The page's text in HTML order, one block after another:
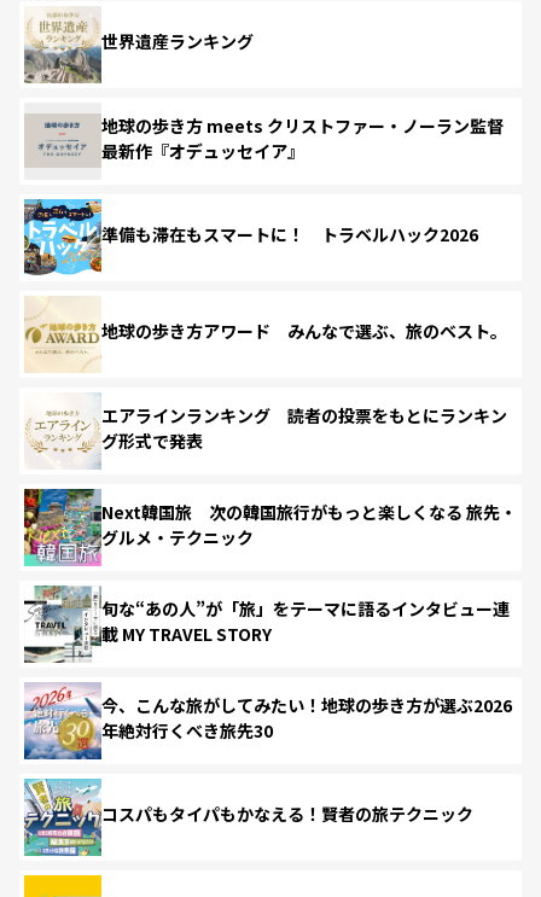
世界遺産ランキング
地球の歩き方 meets クリストファー・ノーラン監督
最新作『オデュッセイア』
準備も滞在もスマートに！ トラベルハック2026
地球の歩き方アワード みんなで選ぶ、旅のベスト。
エアラインランキング 読者の投票をもとにランキン
グ形式で発表
Next韓国旅 次の韓国旅行がもっと楽しくなる 旅先・
グルメ・テクニック
旬な“あの人”が「旅」をテーマに語るインタビュー連
載 MY TRAVEL STORY
今、こんな旅がしてみたい！地球の歩き方が選ぶ2026
年絶対行くべき旅先30
コスパもタイパもかなえる！賢者の旅テクニック